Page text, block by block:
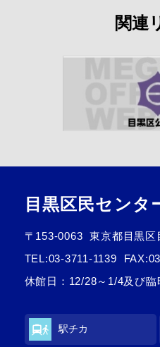
関連
目黒区民センタ
〒153-0063
東京都目黒区
TEL:03-3711-1139
休館日：12/28～1/4及び臨
駅チカ